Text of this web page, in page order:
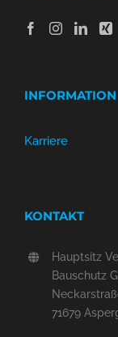
INFORMATION
Karriere
KONTAKT
Hauptsitz
Bauschutz
71679